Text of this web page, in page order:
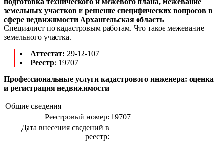
земельных участков и решение специфических вопросов в
сфере недвижимости Архангельская область
Специалист по кадастровым работам. Что такое межевание
земельного участка.
Аттестат: 29-12-107
Реестр: 19707
Профессиональные услуги кадастрового инженера: оценка
и регистрация недвижимости
Общие сведения
Реестровый номер: 19707
Дата внесения сведений в
реестр: